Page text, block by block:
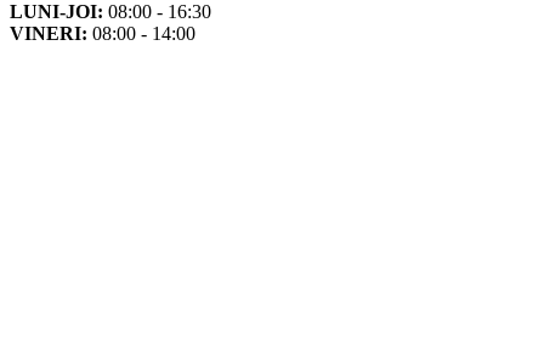
LUNI-JOI: 08:00 - 16:30
VINERI: 08:00 - 14:00